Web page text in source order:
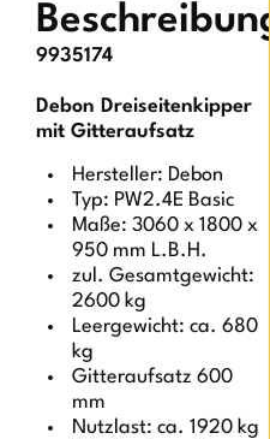
Beschreibung
9935174
Debon Dreiseitenkipper
mit Gitteraufsatz
Hersteller: Debon
Typ: PW2.4E Basic
Maße: 3060 x 1800 x
950 mm L.B.H.
zul. Gesamtgewicht:
2600 kg
Leergewicht: ca. 680
kg
Gitteraufsatz 600
mm
Nutzlast: ca. 1920 kg